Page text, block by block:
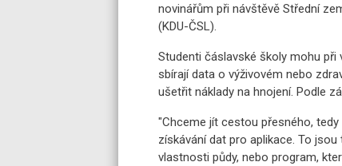
novinářům při návštěvě Střední
(KDU-ČSL).
Studenti čáslavské školy mohu při
sbírají data o výživovém nebo
ušetřit náklady na hnojení. Podle
"Chceme jít cestou přesného,
získávání dat pro aplikace. To
vlastnosti půdy, nebo program,